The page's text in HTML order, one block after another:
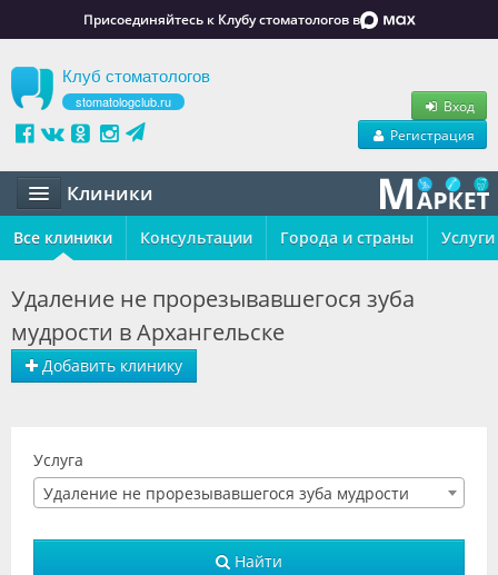
Присоединяйтесь к Клубу стоматологов в
Клуб стоматологов
stomatologclub.ru
Вход
Регистрация
Клиники
Статьи
Обучение
Вакансии
Объявления
Все клиники Консультации Города и страны Услуги
Добавить клинику
Удаление не прорезывавшегося зуба
мудрости в Архангельске
Услуга
Удаление не прорезывавшегося зуба мудрости
Найти